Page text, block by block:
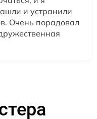
и устранили
Очень порадовал